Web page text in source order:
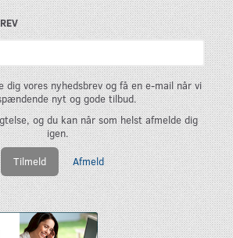
dig vores nyhedsbrev og få en e-mail når vi
nyt og gode tilbud.
og du kan når som helst afmelde dig
igen.
Tilmeld Afmeld